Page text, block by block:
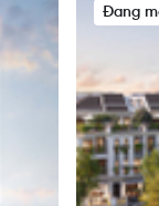
Đang